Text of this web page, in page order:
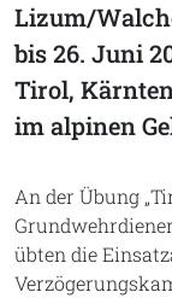
Lizum/
bis 26. Juni
Tirol,
im alpinen
An der Übung
übten die